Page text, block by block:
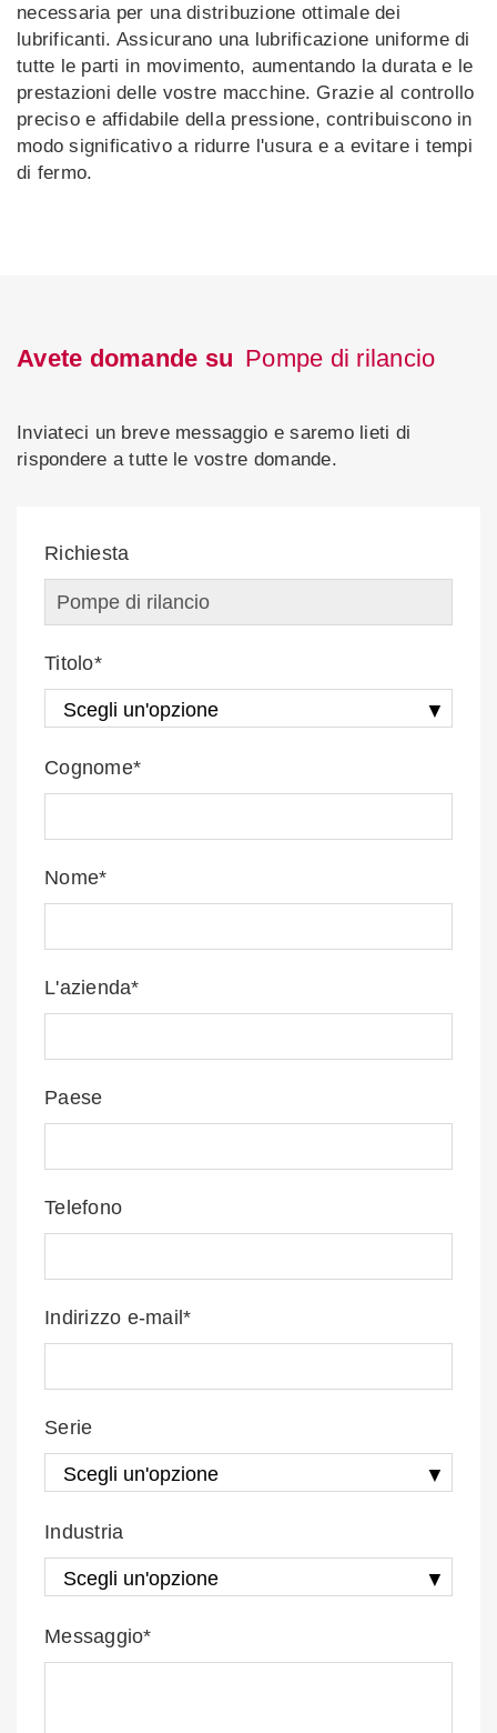
necessaria per una distribuzione ottimale dei
lubrificanti. Assicurano una lubrificazione uniforme di
tutte le parti in movimento, aumentando la durata e le
prestazioni delle vostre macchine. Grazie al controllo
preciso e affidabile della pressione, contribuiscono in
modo significativo a ridurre l'usura e a evitare i tempi
di fermo.
Avete domande su Pompe di rilancio
Inviateci un breve messaggio e saremo lieti di
rispondere a tutte le vostre domande.
Richiesta
Titolo*
Cognome*
Nome*
L'azienda*
Paese
Telefono
Indirizzo e-mail*
Serie
Industria
Messaggio*